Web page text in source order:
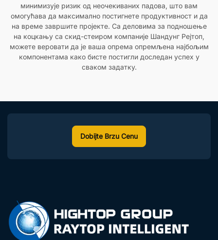
минимизује ризик од неочекиваних падова, што вам
омогућава да максимално постигнете продуктивност и да
на време завршите пројекте. Са деловима за подношење
на коцкању са скид-стеиром компаније Шандунг Рејтоп,
можете веровати да је ваша опрема опремљена најбољим
компонентама како бисте постигли доследан успех у
сваком задатку.
Dobijte Brzu Cenu